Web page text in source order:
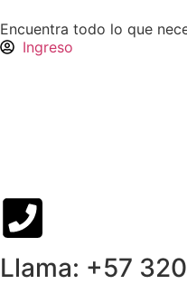
Encuentra todo lo que
Ingreso
Llama: +57